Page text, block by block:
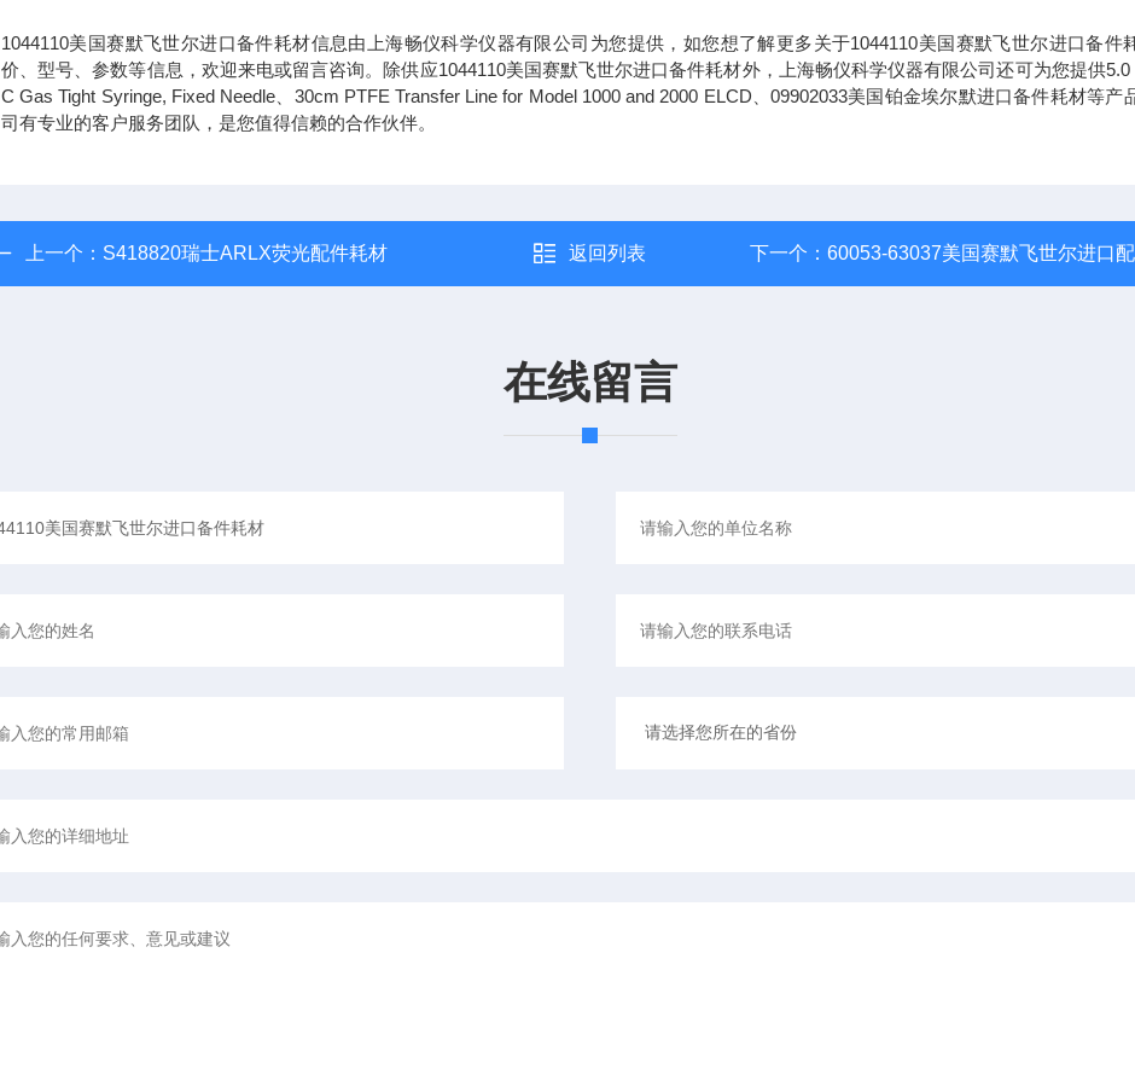
1044110美国赛默飞世尔进口备件耗材信息由上海畅仪科学仪器有限公司为您提供，如您想了解更多关于1044110美国赛默飞世尔进口备件
价、型号、参数等信息，欢迎来电或留言咨询。除供应1044110美国赛默飞世尔进口备件耗材外，上海畅仪科学仪器有限公司还可为您提供5.0
C Gas Tight Syringe, Fixed Needle、30cm PTFE Transfer Line for Model 1000 and 2000 ELCD、09902033美国铂金埃尔默进口备件耗材等产
司有专业的客户服务团队，是您值得信赖的合作伙伴。
上一个： S418820瑞士ARLX荧光配件耗材 返回列表 下一个： 60053-63037美国赛默飞世尔进口
在线留言